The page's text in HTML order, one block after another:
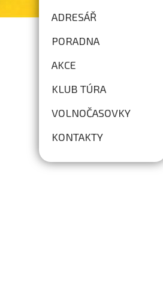
ADRESÁŘ
PORADNA
AKCE
KLUB TÚRA
VOLNOČASOVKY
KONTAKTY